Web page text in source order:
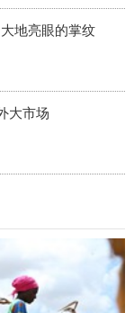
地亮眼的掌纹
大市场